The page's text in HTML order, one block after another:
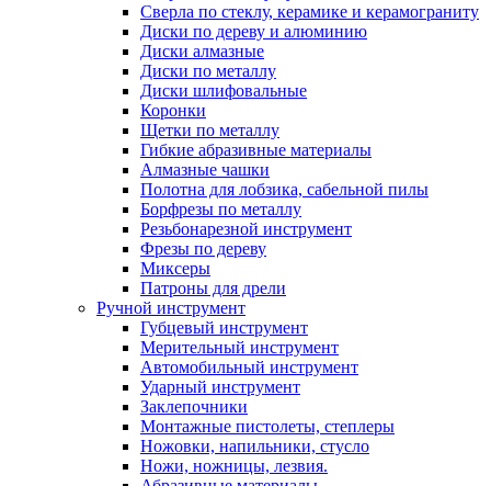
Сверла по стеклу, керамике и керамограниту
Диски по дереву и алюминию
Диски алмазные
Диски по металлу
Диски шлифовальные
Коронки
Щетки по металлу
Гибкие абразивные материалы
Алмазные чашки
Полотна для лобзика, сабельной пилы
Борфрезы по металлу
Резьбонарезной инструмент
Фрезы по дереву
Миксеры
Патроны для дрели
Ручной инструмент
Губцевый инструмент
Мерительный инструмент
Автомобильный инструмент
Ударный инструмент
Заклепочники
Монтажные пистолеты, степлеры
Ножовки, напильники, стусло
Ножи, ножницы, лезвия.